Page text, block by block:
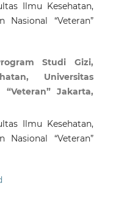
Ilmu Kesehatan,
Nasional “Veteran”
Studi Gizi,
Universitas
Jakarta,
Ilmu Kesehatan,
Nasional “Veteran”